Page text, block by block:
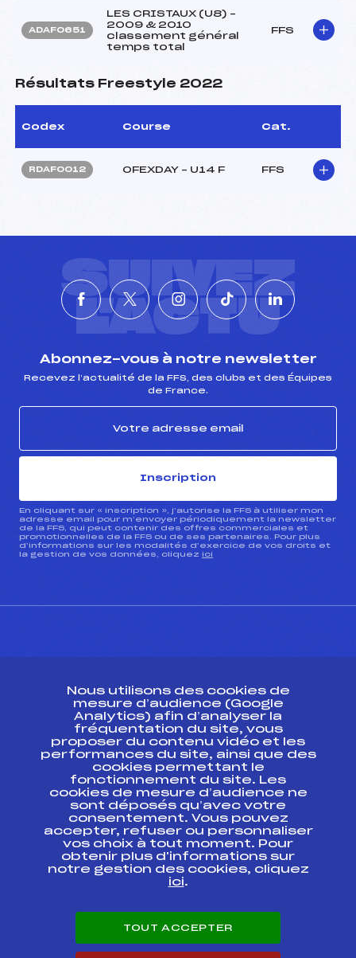
ADAF0651
LES CRISTAUX (U8) –
2009 & 2010
classement général
temps total
FFS
Résultats Freestyle 2022
Codex Course Cat.
RDAF0012 OFEXDAY – U14 F FFS
SUIVEZ
L'ACTU
Abonnez-vous à notre newsletter
Recevez l’actualité de la FFS, des clubs et des Équipes
de France.
Inscription
En cliquant sur « inscription », j’autorise la FFS à utiliser mon
adresse email pour m’envoyer périodiquement la newsletter
de la FFS, qui peut contenir des offres commerciales et
promotionnelles de la FFS ou de ses partenaires. Pour plus
d’informations sur les modalités d’exercice de vos droits et
la gestion de vos données, cliquez ici
ESPACE PRESSE
Ressources
Pass’Neige
Projet sportif fédéral
Projet de performance fédéral
Antidopage
Pôle Développement, Formation, Suivi
Scientifique
Listes ministérielles
Pôle vie de l’athlète
Carrières
Nous utilisons des cookies de
mesure d’audience (Google
Analytics) afin d’analyser la
fréquentation du site, vous
proposer du contenu vidéo et les
performances du site, ainsi que des
cookies permettant le
fonctionnement du site. Les
cookies de mesure d’audience ne
sont déposés qu’avec votre
consentement. Vous pouvez
accepter, refuser ou personnaliser
vos choix à tout moment. Pour
obtenir plus d'informations sur
notre gestion des cookies, cliquez
ici.
TOUT ACCEPTER